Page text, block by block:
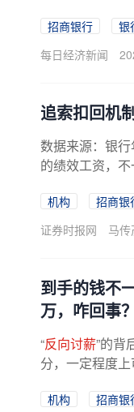
招商银行 银
每日经济新闻
追索扣回机
数据来源：银
的绩效工资，
机构 招商银
证券时报网
马传
到手的钱不
万，咋回事？
“反向讨薪”的背
分，一定程度
机构 招商银